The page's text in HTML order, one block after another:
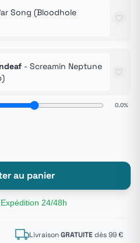
Song (Bloodhole
- Screamin Neptune
0.0%
au panier
24/48h
LivraisonGRATUITEdès 99 €